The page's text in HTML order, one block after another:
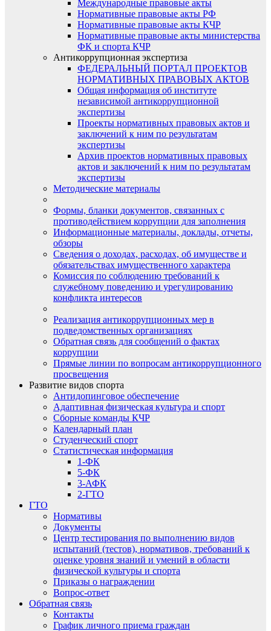
Международные правовые акты
Нормативные правовые акты РФ
Нормативные правовые акты КЧР
Нормативные правовые акты министерства
ФК и спорта КЧР
Антикоррупционная экспертиза
ФЕДЕРАЛЬНЫЙ ПОРТАЛ ПРОЕКТОВ
НОРМАТИВНЫХ ПРАВОВЫХ АКТОВ
Общая информация об институте
независимой антикоррупционной
экспертизы
Проекты нормативных правовых актов и
заключений к ним по результатам
экспертизы
Архив проектов нормативных правовых
актов и заключений к ним по результатам
экспертизы
Методические материалы
Формы, бланки документов, связанных с
противодействием коррупции для заполнения
Информационные материалы, доклады, отчеты,
обзоры
Сведения о доходах, расходах, об имуществе и
обязательствах имущественного характера
Комиссия по соблюдению требований к
служебному поведению и урегулированию
конфликта интересов
Реализация антикоррупционных мер в
подведомственных организациях
Обратная связь для сообщений о фактах
коррупции
Прямые линии по вопросам антикоррупционного
просвещения
Развитие видов спорта
Антидопинговое обеспечение
Адаптивная физическая культура и спорт
Сборные команды КЧР
Календарный план
Студенческий спорт
Статистическая информация
1-ФК
5-ФК
3-АФК
2-ГТО
ГТО
Нормативы
Документы
Центр тестирования по выполнению видов
испытаний (тестов), нормативов, требований к
оценке уровня знаний и умений в области
физической культуры и спорта
Приказы о награждении
Вопрос-ответ
Обратная связь
Контакты
График личного приема граждан